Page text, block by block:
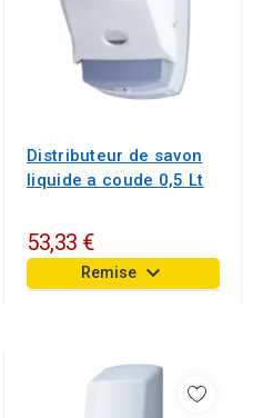
Distributeur de savon
liquide a coude 0,5 Lt
53,33 €
Remise keyboard_arrow_down